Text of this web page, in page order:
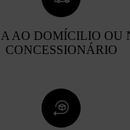
AO DOMÍCILIO OU
CONCESSIONÁRIO